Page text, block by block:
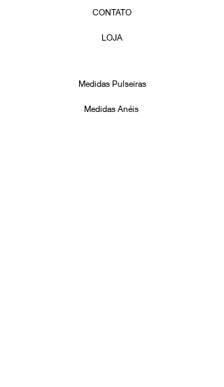
CONTATO
LOJA
Medidas Pulseiras
Medidas Anéis